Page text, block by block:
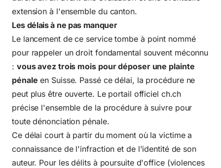
extension à l'ensemble du canton.
Les délais à ne pas manquer
Le lancement de ce service tombe à point nommé
pour rappeler un droit fondamental souvent méconnu
: vous avez trois mois pour déposer une plainte
pénale en Suisse. Passé ce délai, la procédure ne
peut plus être ouverte. Le portail officiel ch.ch
précise l'ensemble de la procédure à suivre pour
toute dénonciation pénale.
Ce délai court à partir du moment où la victime a
connaissance de l'infraction et de l'identité de son
auteur. Pour les délits à poursuite d'office (violences